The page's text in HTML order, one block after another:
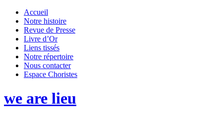
Accueil
Notre histoire
Revue de Presse
Livre d’Or
Liens tissés
Notre répertoire
Nous contacter
Espace Choristes
we are lieu